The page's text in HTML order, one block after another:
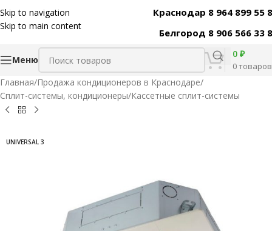
Skip to navigation
Skip to main content
Краснодар 8 964 899 55
Белгород 8 906 566 33
Меню
0товаров
0 ₽
Главная/Продажа кондиционеров в Краснодаре/
Сплит-системы, кондиционеры/Кассетные сплит-системы
Код товара:39087
UNIVERSAL 3